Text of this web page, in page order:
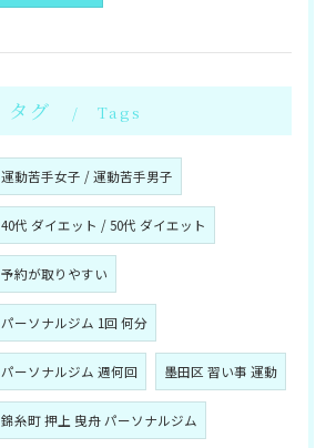
タグ Tags
運動苦手女子 / 運動苦手男子
40代 ダイエット / 50代 ダイエット
予約が取りやすい
パーソナルジム 1回 何分
パーソナルジム 週何回 墨田区 習い事 運動
錦糸町 押上 曳舟 パーソナルジム